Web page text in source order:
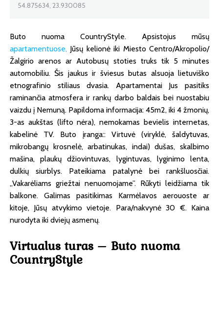
54.875634, 23.930085
Buto nuoma CountryStyle. Apsistojus mūsų
apartamentuose, Jūsų kelionė iki Miesto Centro/Akropolio/
Žalgirio arenos ar Autobusų stoties truks tik 5 minutes
automobiliu. Šis jaukus ir šviesus butas alsuoja lietuviško
etnografinio stiliaus dvasia. Apartamentai Jus pasitiks
raminančia atmosfera ir rankų darbo baldais bei nuostabiu
vaizdu į Nemuną. Papildoma informacija: 45m2, iki 4 žmonių,
3-as aukštas (lifto nėra), nemokamas bevielis internetas,
kabelinė TV. Buto įranga:: Virtuvė (viryklė, šaldytuvas,
mikrobangų krosnelė, arbatinukas, indai) dušas, skalbimo
mašina, plaukų džiovintuvas, lygintuvas, lyginimo lenta,
dulkių siurblys. Pateikiama patalynė bei rankšluosčiai.
„Vakarėliams griežtai nenuomojame”. Rūkyti leidžiama tik
balkone. Galimas pasitikimas Karmėlavos aerouoste ar
kitoje, Jūsų atvykimo vietoje. Para/nakvynė 30 €. Kaina
nurodyta iki dviejų asmenų.
Virtualus turas – Buto nuoma
CountryStyle